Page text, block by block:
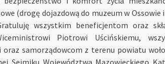
(drogę dojazdową do muzeum w Ossowie
wszystkim beneficjentom oraz
Piotrowi Uścińskiemu,
oraz samorządowcom z terenu powiatu